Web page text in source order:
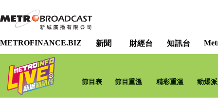
METROFINANCE.BIZ 新聞 財經台 知訊台
節目表 節目重溫 精彩重溫 勁爆